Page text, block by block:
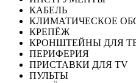
КАБЕЛЬ
КЛИМАТИЧЕСКОЕ
КРЕПЁЖ
КРОНШТЕЙНЫ ДЛЯ
ПЕРИФЕРИЯ
ПРИСТАВКИ ДЛЯ TV
ПУЛЬТЫ